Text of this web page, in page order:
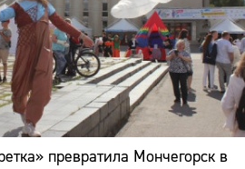
превратила Мончегорск в